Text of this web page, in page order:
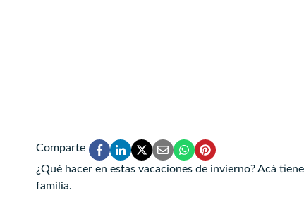
Comparte
¿Qué hacer en estas vacaciones de invierno? Acá
familia.